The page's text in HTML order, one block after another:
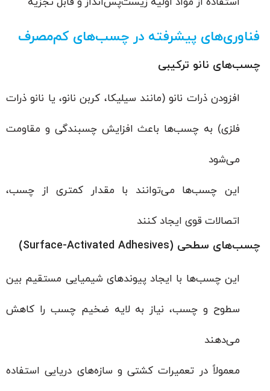
فناوری‌های پیشرفته در چسب‌های کم‌مصرف
چسب‌های نانو ترکیبی
افزودن ذرات نانو (مانند سیلیکا، کربن نانو، یا نانو ذرات
فلزی) به چسب‌ها باعث افزایش چسبندگی و مقاومت
می‌شود
این چسب‌ها می‌توانند با مقدار کمتری از چسب،
اتصالات قوی ایجاد کنند
چسب‌های سطحی (Surface-Activated Adhesives)
این چسب‌ها با ایجاد پیوندهای شیمیایی مستقیم بین
سطوح و چسب، نیاز به لایه ضخیم چسب را کاهش
می‌دهند
معمولاً در تعمیرات کشتی و سازه‌های دریایی استفاده